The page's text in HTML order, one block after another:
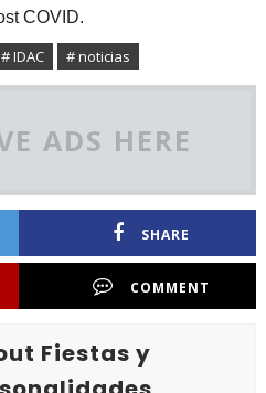
COVID.
# IDAC # noticias
ADS HERE
SHARE
COMMENT
Fiestas y